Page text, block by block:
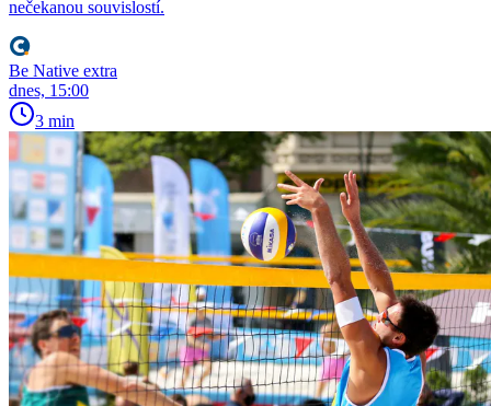
nečekanou souvislostí.
Be Native extra
dnes, 15:00
3 min